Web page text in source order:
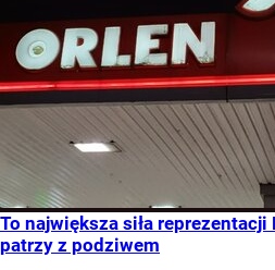
To największa siła
patrzy z podziwem